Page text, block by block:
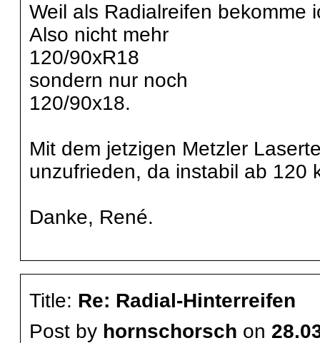
Weil als Radialreifen bekomme
Also nicht mehr
120/90xR18
sondern nur noch
120/90x18.
Mit dem jetzigen Metzler
unzufrieden, da instabil ab 120
Danke, René.
Title: Re: Radial-Hinterreifen
Post by hornschorsch on